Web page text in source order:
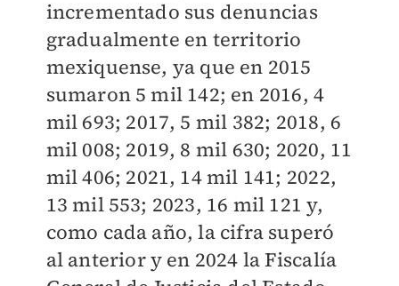
incrementado sus denuncias
gradualmente en territorio
mexiquense, ya que en 2015
sumaron 5 mil 142; en 2016, 4
mil 693; 2017, 5 mil 382; 2018, 6
mil 008; 2019, 8 mil 630; 2020, 11
mil 406; 2021, 14 mil 141; 2022,
13 mil 553; 2023, 16 mil 121 y,
como cada año, la cifra superó
al anterior y en 2024 la Fiscalía